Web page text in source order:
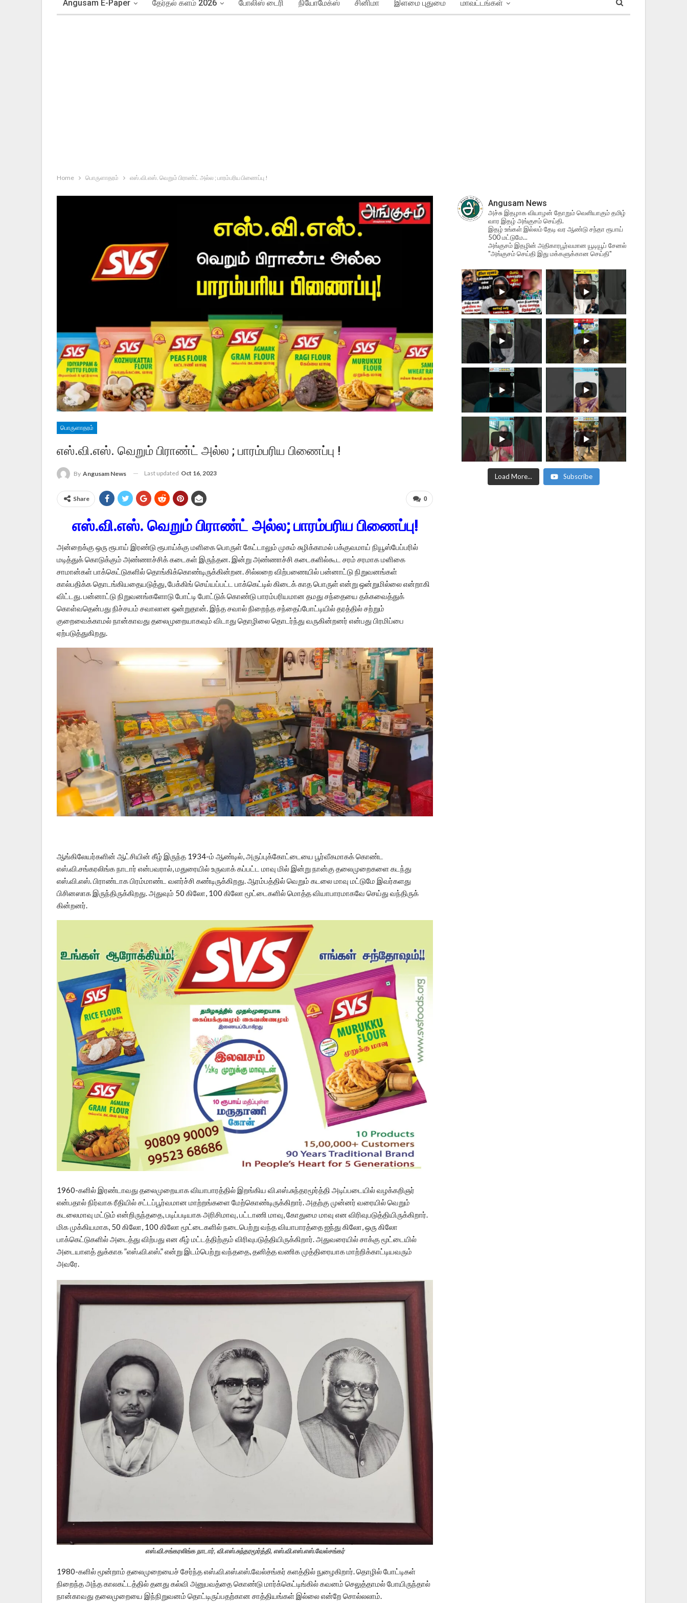
Angusam E-Paper தேர்தல் களம் 2026 போலிஸ் டைரி நியோமேக்ஸ் சினிமா இளமை புதுமை மாவட்டங்கள்
Home பொருளாதரம் எஸ்.வி.எஸ். வெறும் பிராண்ட் அல்ல ; பாரம்பரிய பிணைப்பு !
பொருளாதரம்
எஸ்.வி.எஸ். வெறும் பிராண்ட் அல்ல ; பாரம்பரிய பிணைப்பு !
By Angusam News Last updated Oct 16, 2023
0
Share
எஸ்.வி.எஸ். வெறும் பிராண்ட் அல்ல; பாரம்பரிய பிணைப்பு!
அன்றைக்கு ஒரு ரூபாய் இரண்டு ரூபாய்க்கு மளிகை பொருள் கேட்டாலும் முகம் சுழிக்காமல் பக்குவமாய் நியூஸ்பேப்பரில்
மடித்துக் கொடுக்கும் அண்ணாச்சிக் கடைகள் இருந்தன. இன்று அண்ணாச்சி கடைகளில்கூட சரம் சரமாக மளிகை
சாமான்கள் பாக்கெட்டுகளில் தொங்கிக்கொண்டிருக்கின்றன. சில்லறை விற்பணையில் பன்னாட்டு நிறுவனங்கள்
கால்பதிக்க தொடங்கியதையடுத்து, பேக்கிங் செய்யப்பட்ட பாக்கெட்டில் கிடைக் காத பொருள் என்று ஒன்றுமில்லை என்றாகி
விட்டது. பன்னாட்டு நிறுவனங்களோடு போட்டி போட்டுக் கொண்டு பாரம்பரியமான தமது சந்தையை தக்கவைத்துக்
கொள்வதென்பது நிச்சயம் சவாலான ஒன்றுதான். இந்த சவால் நிறைந்த சந்தைப்போட்டியில் தரத்தில் சற்றும்
குறைவைக்காமல் நான்காவது தலைமுறையாகவும் விடாது தொழிலை தொடர்ந்து வருகின்றனர் என்பது பிரமிப்பை
ஏற்படுத்துகிறது.
ஆங்கிலேயர்களின் ஆட்சியின் கீழ் இருந்த 1934-ம் ஆண்டில், அருப்புக்கோட்டையை பூர்வீகமாகக் கொண்ட
எஸ்.வி.சங்கரலிங்க நாடார் என்பவரால், மதுரையில் உருவாக் கப்பட்ட மாவு மில் இன்று நான்கு தலைமுறைகளை கடந்து
எஸ்.வி.எஸ். பிராண்டாக பிரம்மாண்ட வளர்ச்சி கண்டிருக்கிறது. ஆரம்பத்தில் வெறும் கடலை மாவு மட்டுமே இவர்களது
பிசினஸாக இருந்திருக்கிறது. அதுவும் 50 கிலோ, 100 கிலோ மூட்டைகளில் மொத்த வியாபாரமாகவே செய்து வந்திருக்
கின்றனர்.
1960-களில் இரண்டாவது தலைமுறையாக வியாபாரத்தில் இறங்கிய வி.எஸ்.சுந்தரமூர்த்தி அடிப்படையில் வழக்கறிஞர்
என்பதால் நிர்வாக ரீதியில் சட்டப்பூர்வமான மாற்றங்களை மேற்கொண்டிருக்கிறார். அதற்கு முன்னர் வரையில் வெறும்
கடலைமாவு மட்டும் என்றிருந்ததை, படிப்படியாக அரிசிமாவு, பட்டாணி மாவு, கோதுமை மாவு என விரிவுபடுத்தியிருக்கிறார்.
மிக முக்கியமாக, 50 கிலோ, 100 கிலோ மூட்டைகளில் நடைபெற்று வந்த வியாபாரத்தை ஐந்து கிலோ, ஒரு கிலோ
பாக்கெட்டுகளில் அடைத்து விற்பது என கீழ் மட்டத்திற்கும் விரிவுபடுத்தியிருக்கிறார். அதுவரையில் சாக்கு மூட்டையில்
அடையாளத் துக்காக ”எஸ்.வி.எஸ்.” என்று இடம்பெற்று வந்ததை, தனித்த வணிக முத்திரையாக மாற்றிக்காட்டியவரும்
அவரே.
எஸ்.வி.சங்கரலிங்க நாடார், வி.எஸ்.சுந்தரமூர்த்தி, எஸ்.வி.எஸ்.எஸ்.வேல்சங்கர்
1980-களில் மூன்றாம் தலைமுறையைச் சேர்ந்த எஸ்.வி.எஸ்.எஸ்.வேல்சங்கர் களத்தில் நுழைகிறார். தொழில் போட்டிகள்
நிறைந்த அந்த காலகட்டத்தில் தனது கல்வி அனுபவத்தை கொண்டு மார்க்கெட்டிங்கில் கவனம் செலுத்தாமல் போயிருந்தால்
நான்காவது தலைமுறையை இந்நிறுவனம் தொட்டிருப்பதற்கான சாத்தியங்கள் இல்லை என்றே சொல்லலாம்.
Angusam News
அச்சு இதழாக வியாழன் தோறும் வெளியாகும் தமிழ்
வார இதழ் அங்குசம் செய்தி.
இதழ் உங்கள் இல்லம் தேடி வர ஆண்டு சந்தா ரூபாய்
500 மட்டுமே...
அங்குசம் இதழின் அதிகாரபூர்வமான யூடியூப் சேனல்
"அங்குசம் செய்தி இது மக்களுக்கான செய்தி"
Load More... Subscribe